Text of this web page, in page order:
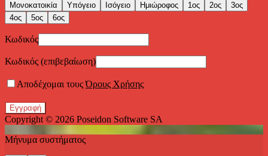
Μονοκατοικία Υπόγειο Ισόγειο Ημιώροφος 1ος 2ος
3ος
4ος
5ος 6ος
Κωδικός
Κωδικός (επιβεβαίωση)
Αποδέχομαι τουςΌρους Χρήσης
Εγγραφή
Copyright © 2026 Poseidon Software SA
Μήνυμα συστήματος